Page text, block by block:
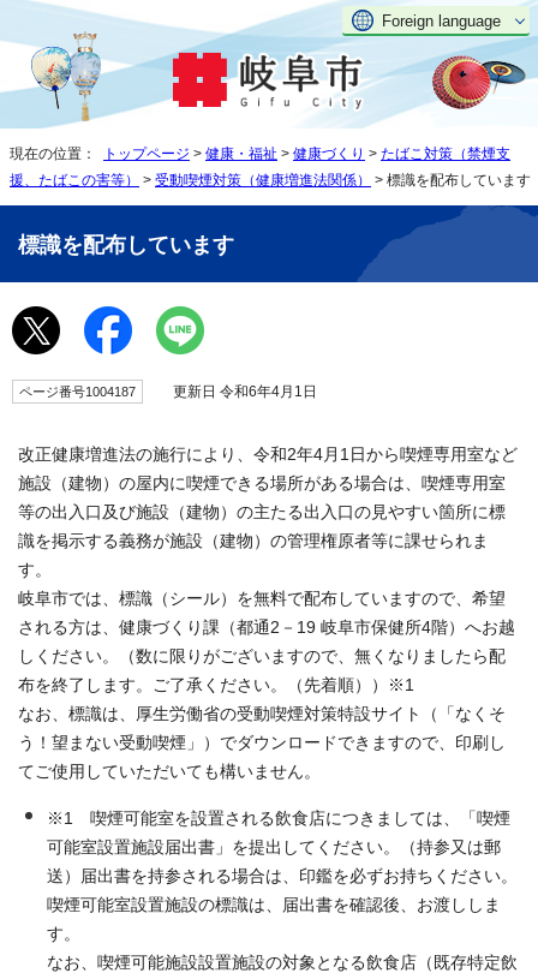
Foreign language
現在の位置： トップページ > 健康・福祉 > 健康づくり > たばこ対策（禁煙支
援、たばこの害等）
> 受動喫煙対策（健康増進法関係） > 標識を配布しています
標識を配布しています
ページ番号1004187 更新日 令和6年4月1日
改正健康増進法の施行により、令和2年4月1日から喫煙専用室など
施設（建物）の屋内に喫煙できる場所がある場合は、喫煙専用室
等の出入口及び施設（建物）の主たる出入口の見やすい箇所に標
識を掲示する義務が施設（建物）の管理権原者等に課せられま
す。
岐阜市では、標識（シール）を無料で配布していますので、希望
される方は、健康づくり課（都通2－19 岐阜市保健所4階）へお越
しください。（数に限りがございますので、無くなりましたら配
布を終了します。ご了承ください。（先着順））※1
なお、標識は、厚生労働省の受動喫煙対策特設サイト（「なくそ
う！望まない受動喫煙」）でダウンロードできますので、印刷し
てご使用していただいても構いません。
※1 喫煙可能室を設置される飲食店につきましては、「喫煙
可能室設置施設届出書」を提出してください。（持参又は郵
送）届出書を持参される場合は、印鑑を必ずお持ちください。
喫煙可能室設置施設の標識は、届出書を確認後、お渡ししま
す。
なお、喫煙可能施設設置施設の対象となる飲食店（既存特定飲